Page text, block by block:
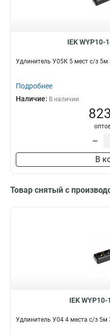
IEK WYP10-
Удлинитель У05К 5 мест с/з
Подробнее
Наличие: В наличии
–
В
Товар снятый с
IEK
Удлинитель У04 4 места с/з